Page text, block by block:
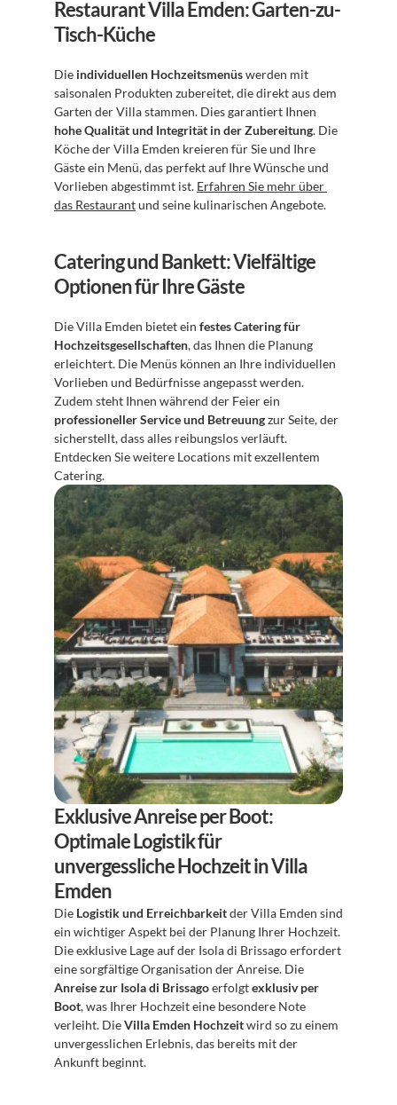
Restaurant Villa Emden: Garten-zu-
Tisch-Küche
Die individuellen Hochzeitsmenüs werden mit
saisonalen Produkten zubereitet, die direkt aus dem
hohe Qualität und Integrität in der Zubereitung. Die
Köche der Villa Emden kreieren für Sie und Ihre
Gäste ein Menü, das perfekt auf Ihre Wünsche und
Vorlieben abgestimmt ist. Erfahren Sie mehr über
das Restaurant und seine kulinarischen Angebote.
Catering und Bankett: Vielfältige
Optionen für Ihre Gäste
Die Villa Emden bietet ein festes Catering für
Hochzeitsgesellschaften, das Ihnen die Planung
erleichtert. Die Menüs können an Ihre individuellen
Vorlieben und Bedürfnisse angepasst werden.
professioneller Service und Betreuung zur Seite, der
sicherstellt, dass alles reibungslos verläuft.
Entdecken Sie weitere Locations mit exzellentem
Catering.
Exklusive Anreise per Boot:
Optimale Logistik für
unvergessliche Hochzeit in Villa
Emden
Die Logistik und Erreichbarkeit der Villa Emden sind
ein wichtiger Aspekt bei der Planung Ihrer Hochzeit.
Die exklusive Lage auf der Isola di Brissago erfordert
Anreise zur Isola di Brissago erfolgt exklusiv per
Boot, was Ihrer Hochzeit eine besondere Note
verleiht. Die Villa Emden Hochzeit wird so zu einem
unvergesslichen Erlebnis, das bereits mit der
Ankunft beginnt.